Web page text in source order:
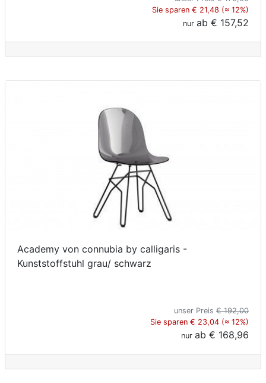
Sie sparen € 21,48 (≈ 12%)
nur ab € 157,52
Academy von connubia by calligaris -
Kunststoffstuhl grau/ schwarz
unser Preis € 192,00
Sie sparen € 23,04 (≈ 12%)
nur ab € 168,96